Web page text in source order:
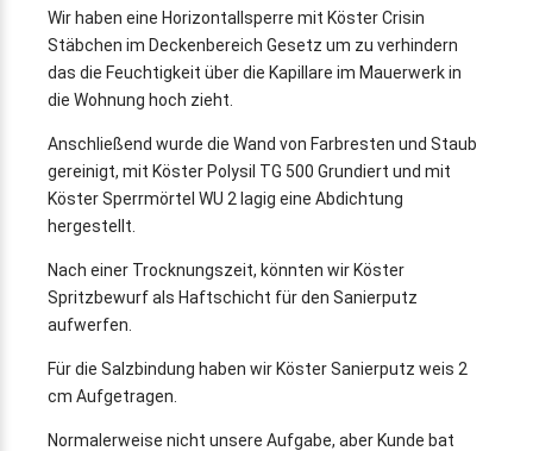
Wir haben eine Horizontallsperre mit Köster Crisin
Stäbchen im Deckenbereich Gesetz um zu verhindern
das die Feuchtigkeit über die Kapillare im Mauerwerk in
die Wohnung hoch zieht.
Anschließend wurde die Wand von Farbresten und Staub
gereinigt, mit Köster Polysil TG 500 Grundiert und mit
Köster Sperrmörtel WU 2 lagig eine Abdichtung
hergestellt.
Nach einer Trocknungszeit, könnten wir Köster
Spritzbewurf als Haftschicht für den Sanierputz
aufwerfen.
Für die Salzbindung haben wir Köster Sanierputz weis 2
cm Aufgetragen.
Normalerweise nicht unsere Aufgabe, aber Kunde bat